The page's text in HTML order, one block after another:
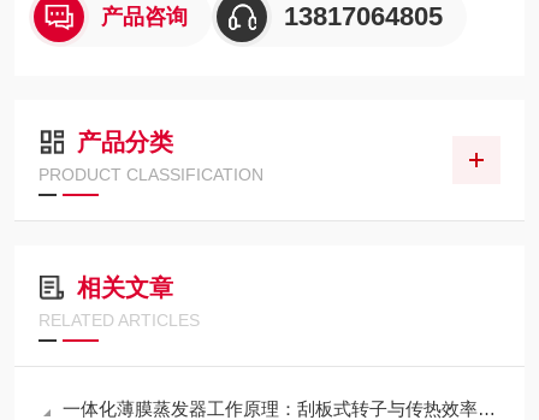
产品咨询 13817064805
产品分类
PRODUCT CLASSIFICATION
相关文章
RELATED ARTICLES
一体化薄膜蒸发器工作原理：刮板式转子与传热效率分析